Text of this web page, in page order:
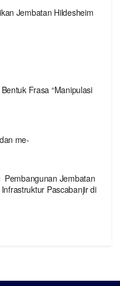
Jembatan Hildesheim
Frasa “Manipulasi
me-
Pembangunan Jembatan
Pascabanjir di